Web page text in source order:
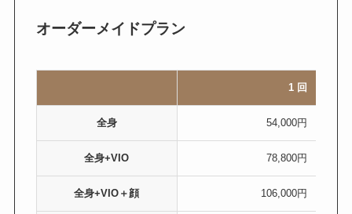
オーダーメイドプラン
1 回
全身 54,000円
全身+VIO 78,800円
全身+VIO＋顔 106,000円